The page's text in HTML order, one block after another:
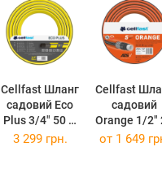
Cellfast Шланг
садовий Eco
Plus 3/4" 50 м
12-172
Cellfast
садовий
Orange 1/2"
м
3 299 грн. от 1 649